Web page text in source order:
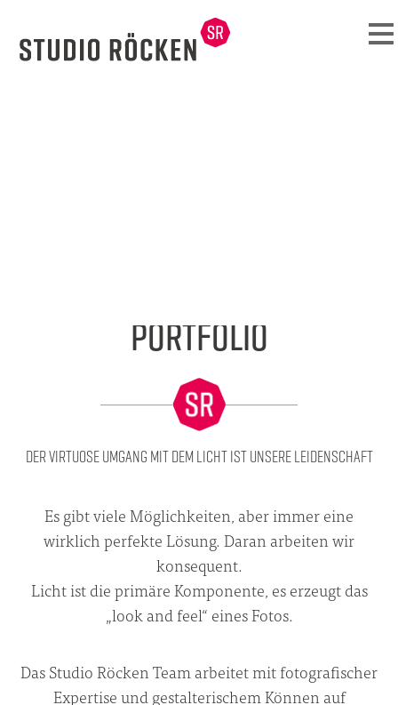
PORTFOLIO
DER VIRTUOSE UMGANG MIT DEM LICHT IST UNSERE LEIDENSCHAFT
Es gibt viele Möglichkeiten, aber immer eine
wirklich perfekte Lösung. Daran arbeiten wir
konsequent.
Licht ist die primäre Komponente, es erzeugt das
„look and feel“ eines Fotos.
Das Studio Röcken Team arbeitet mit fotografischer
Expertise und gestalterischem Können auf